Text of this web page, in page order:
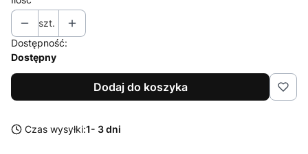
szt.
Dostępność:
Dostępny
Dodaj do koszyka
Czas wysyłki:1- 3 dni